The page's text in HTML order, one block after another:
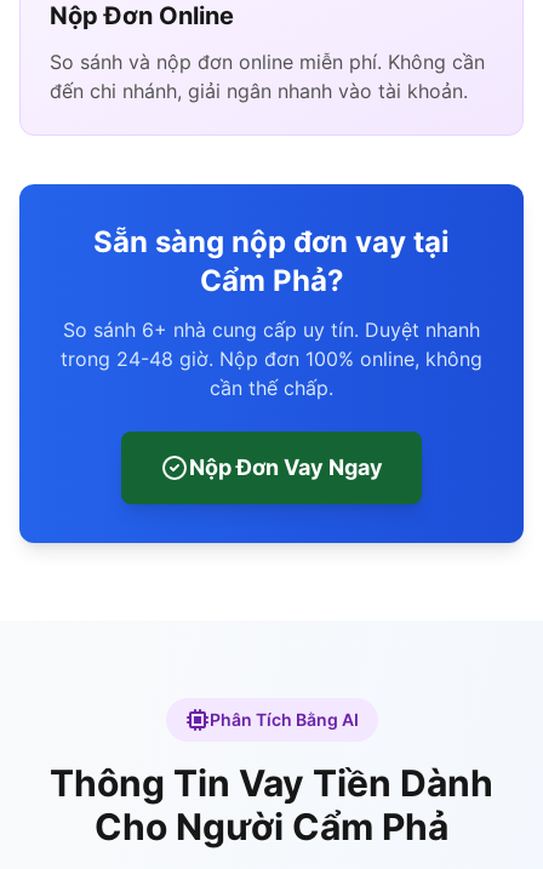
Nộp Đơn Online
So sánh và nộp đơn online miễn phí. Không cần
đến chi nhánh, giải ngân nhanh vào tài khoản.
Sẵn sàng nộp đơn vay tại
Cẩm Phả?
So sánh 6+ nhà cung cấp uy tín. Duyệt nhanh
trong 24-48 giờ. Nộp đơn 100% online, không
cần thế chấp.
Nộp Đơn Vay Ngay
Phân Tích Bằng AI
Thông Tin Vay Tiền Dành
Cho Người Cẩm Phả